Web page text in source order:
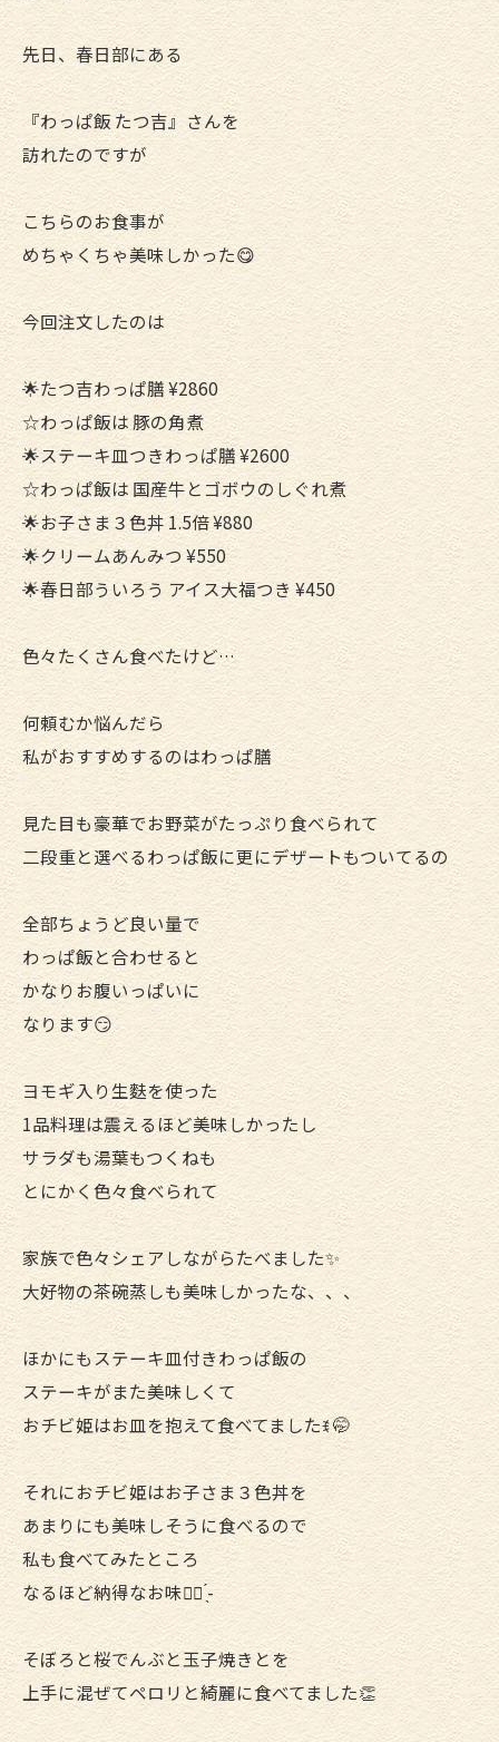
先日、春日部にある
『わっぱ飯 たつ吉』さんを
訪れたのですが
こちらのお食事が
めちゃくちゃ美味しかった😋
今回注文したのは
︎🌟たつ吉わっぱ膳 ¥2860
☆わっぱ飯は 豚の角煮
︎🌟ステーキ皿つきわっぱ膳 ¥2600
☆わっぱ飯は 国産牛とゴボウのしぐれ煮
︎🌟お子さま３色丼 1.5倍 ¥880
︎🌟クリームあんみつ ¥550
︎🌟春日部ういろう アイス大福つき ¥450
色々たくさん食べたけど…
何頼むか悩んだら
私がおすすめするのはわっぱ膳
見た目も豪華でお野菜がたっぷり食べられて
二段重と選べるわっぱ飯に更にデザートもついてるの
全部ちょうど良い量で
わっぱ飯と合わせると
かなりお腹いっぱいに
なります😏
ヨモギ入り生麩を使った
1品料理は震えるほど美味しかったし
サラダも湯葉もつくねも
とにかく色々食べられて
家族で色々シェアしながらたべました✨️
大好物の茶碗蒸しも美味しかったな、、、
ほかにもステーキ皿付きわっぱ飯の
ステーキがまた美味しくて
おチビ姫はお皿を抱えて食べてましたꉂ 🤭
それにおチビ姫はお子さま３色丼を
あまりにも美味しそうに食べるので
私も食べてみたところ
なるほど納得なお味︎👍🏻 ̖́-
そぼろと桜でんぶと玉子焼きとを
上手に混ぜてペロリと綺麗に食べてました👏